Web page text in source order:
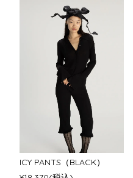
ICY PANTS（BLACK）